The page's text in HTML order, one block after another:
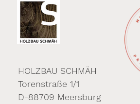
HOLZBAU SCHMÄH
Torenstraße 1/1
D-88709 Meersburg